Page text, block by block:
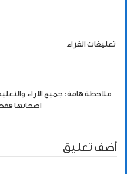
تعليقات القراء
ملاحظة هامة: جميع الاراء
اصحابها
أضف تعليق